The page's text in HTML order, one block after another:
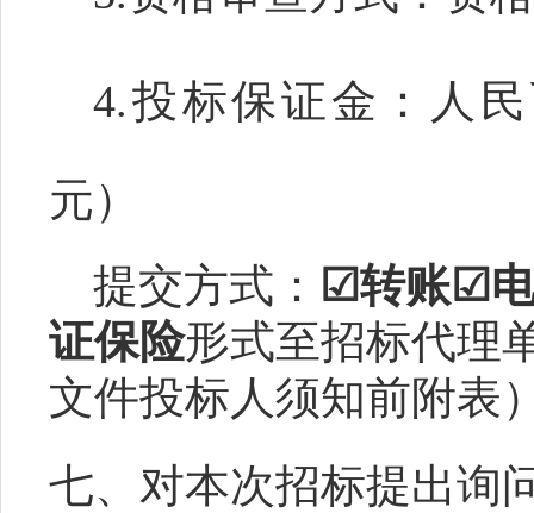
4.投标保证金：人
元）
提交方式： ☑转账☑
证保险形式至招标代理
文件投标人须知前附表
七、对本次招标提出询